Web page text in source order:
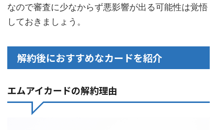
なので審査に少なからず悪影響が出る可能性は覚悟
しておきましょう。
解約後におすすめなカードを紹介
エムアイカードの解約理由